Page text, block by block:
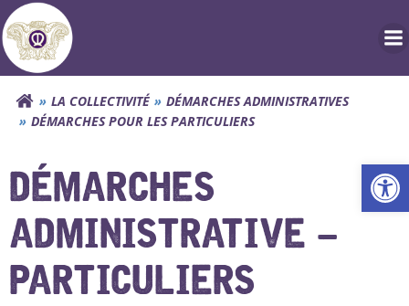
Aller
au
contenu
LA COLLECTIVITÉ
DÉMARCHES ADMINISTRATIVES
DÉMARCHES POUR LES PARTICULIERS
DÉMARCHES
ADMINISTRATIVE –
PARTICULIERS